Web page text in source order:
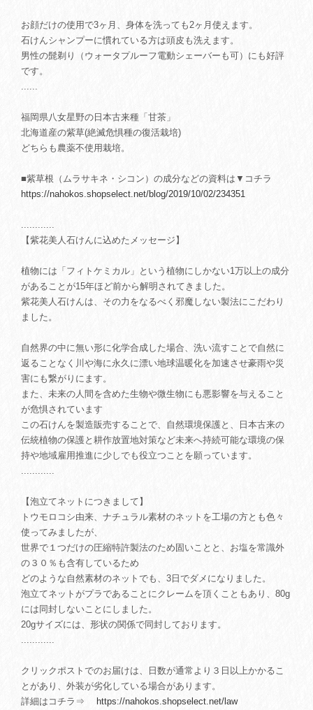
お顔だけの使用で3ヶ月、身体を洗っても2ヶ月使えます。
石けんシャンプーに慣れている方は頭皮も洗えます。
男性の髭剃り（ウォータプルーフ電動シェーバーも可）にも好評
です。
福岡県八女星野の日本古来種「甘茶」
北海道産の紫草(絶滅危惧種の復活栽培)
どちらも農薬不使用栽培。
■紫草根（ムラサキネ・シコン）の成分などの資料は▼コチラ
https://nahokos.shopselect.net/blog/2019/10/02/234351
【紫花美人石けんに込めたメッセージ】
植物には「フィトケミカル」という植物にしかない1万以上の成分
があることが15年ほど前から解明されてきました。
紫花美人石けんは、その力をなるべく邪魔しない製法にこだわり
ました。
自然界の中に無い形に化学合成した場合、洗い流すことで自然に
返ることなく川や海に永久に漂い地球温暖化を加速させ豪雨や災
害にも繋がりにます。
また、未来の人間を含めた生物や微生物にも悪影響を与えること
が危惧されています
この石けんを製造販売することで、自然環境保護と、日本古来の
伝統植物の保護と耕作放置地対策など未来へ持続可能な環境の保
持や地域雇用推進に少しでも役立つことを願っています。
【泡立てネットにつきまして】
トウモロコシ由来、ナチュラル素材のネットを工場の方とも色々
使ってみましたが、
世界で１つだけの圧縮特許製法のため固いことと、お塩を常識外
の３０％も含有しているため
どのような自然素材のネットでも、3日でダメになりました。
泡立てネットがプラであることにクレームを頂くこともあり、80g
には同封しないことにしました。
20gサイズには、形状の関係で同封しております。
クリックポストでのお届けは、日数が通常より３日以上かかるこ
とがあり、外装が劣化している場合があります。
詳細はコチラ⇒ https://nahokos.shopselect.net/law